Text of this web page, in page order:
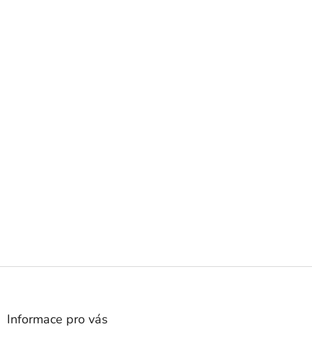
Z
Informace pro vás